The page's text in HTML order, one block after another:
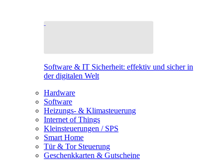
Software & IT Sicherheit: effektiv und sicher in
der digitalen Welt
Hardware
Software
Heizungs- & Klimasteuerung
Internet of Things
Kleinsteuerungen / SPS
Smart Home
Tür & Tor Steuerung
Geschenkkarten & Gutscheine